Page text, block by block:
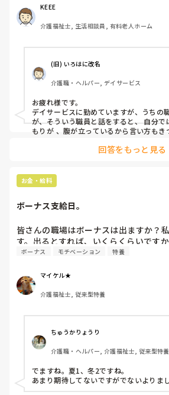
く違うのもしんどいです。皆さんはど
すか？
KEEE
介護福祉士, 生活相談員, 有料老人ホーム
(旧) いろはに改名
介護職・ヘルパー, デイサービス
お疲れ様です。
デイサービスに勤めていますが、うちの
が、そういう職員と話をすると、 自分
もりが 、腹が立っているから言い方もき
回答をもっと見る
お金・給料
ボーナス支給日。
皆さんの職場はボーナスは出ますか？
す。出るとすれば、いくらくらいです
ボーナス モチベーション 特養
マイケル★
介護福祉士, 従来型特養
ちゅうかりょうり
介護職・ヘルパー, 介護福祉士, 従来型特
でますね。夏1、冬2ですね。
あまり期待してないですがでないよりま